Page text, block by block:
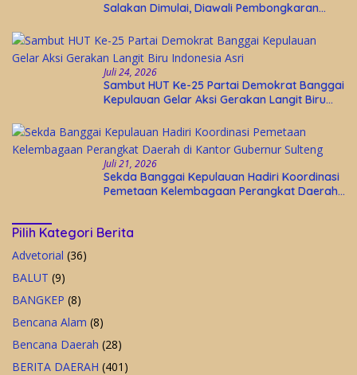
Salakan Dimulai, Diawali Pembongkaran
Juli 24, 2026
Sambut HUT Ke-25 Partai Demokrat Banggai
Kepulauan Gelar Aksi Gerakan Langit Biru
Juli 21, 2026
Sekda Banggai Kepulauan Hadiri Koordinasi
Pemetaan Kelembagaan Perangkat Daerah
Pilih Kategori Berita
Advetorial (36)
BALUT (9)
BANGKEP (8)
Bencana Alam (8)
Bencana Daerah (28)
BERITA DAERAH (401)